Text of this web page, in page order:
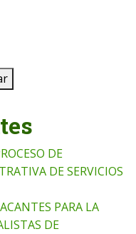
DE
DE SERVICIOS
PARA LA
DE